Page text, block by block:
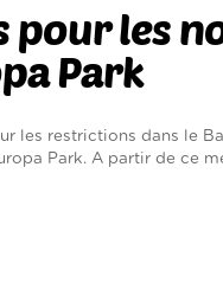
pour les
Park
les restrictions dans le
Park. A partir de ce